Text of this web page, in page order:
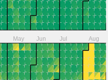
May Jun Jul Aug